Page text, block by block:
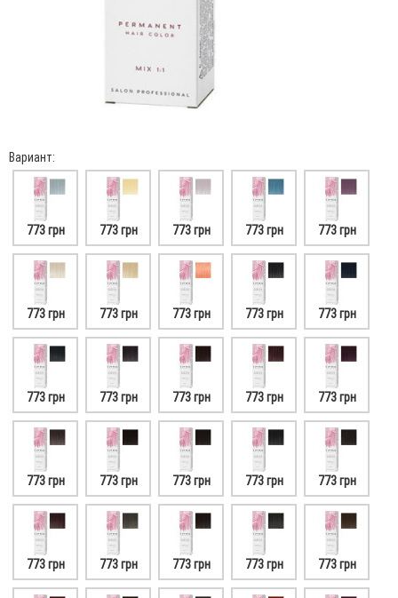
Вариант:
773 грн 773 грн 773 грн 773 грн 773 грн
773 грн 773 грн 773 грн 773 грн 773 грн
773 грн 773 грн 773 грн 773 грн 773 грн
773 грн 773 грн 773 грн 773 грн 773 грн
773 грн 773 грн 773 грн 773 грн 773 грн